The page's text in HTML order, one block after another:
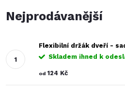
Nejprodávanější
Flexibilní držák dveří -
Skladem ihned k
od 124 Kč